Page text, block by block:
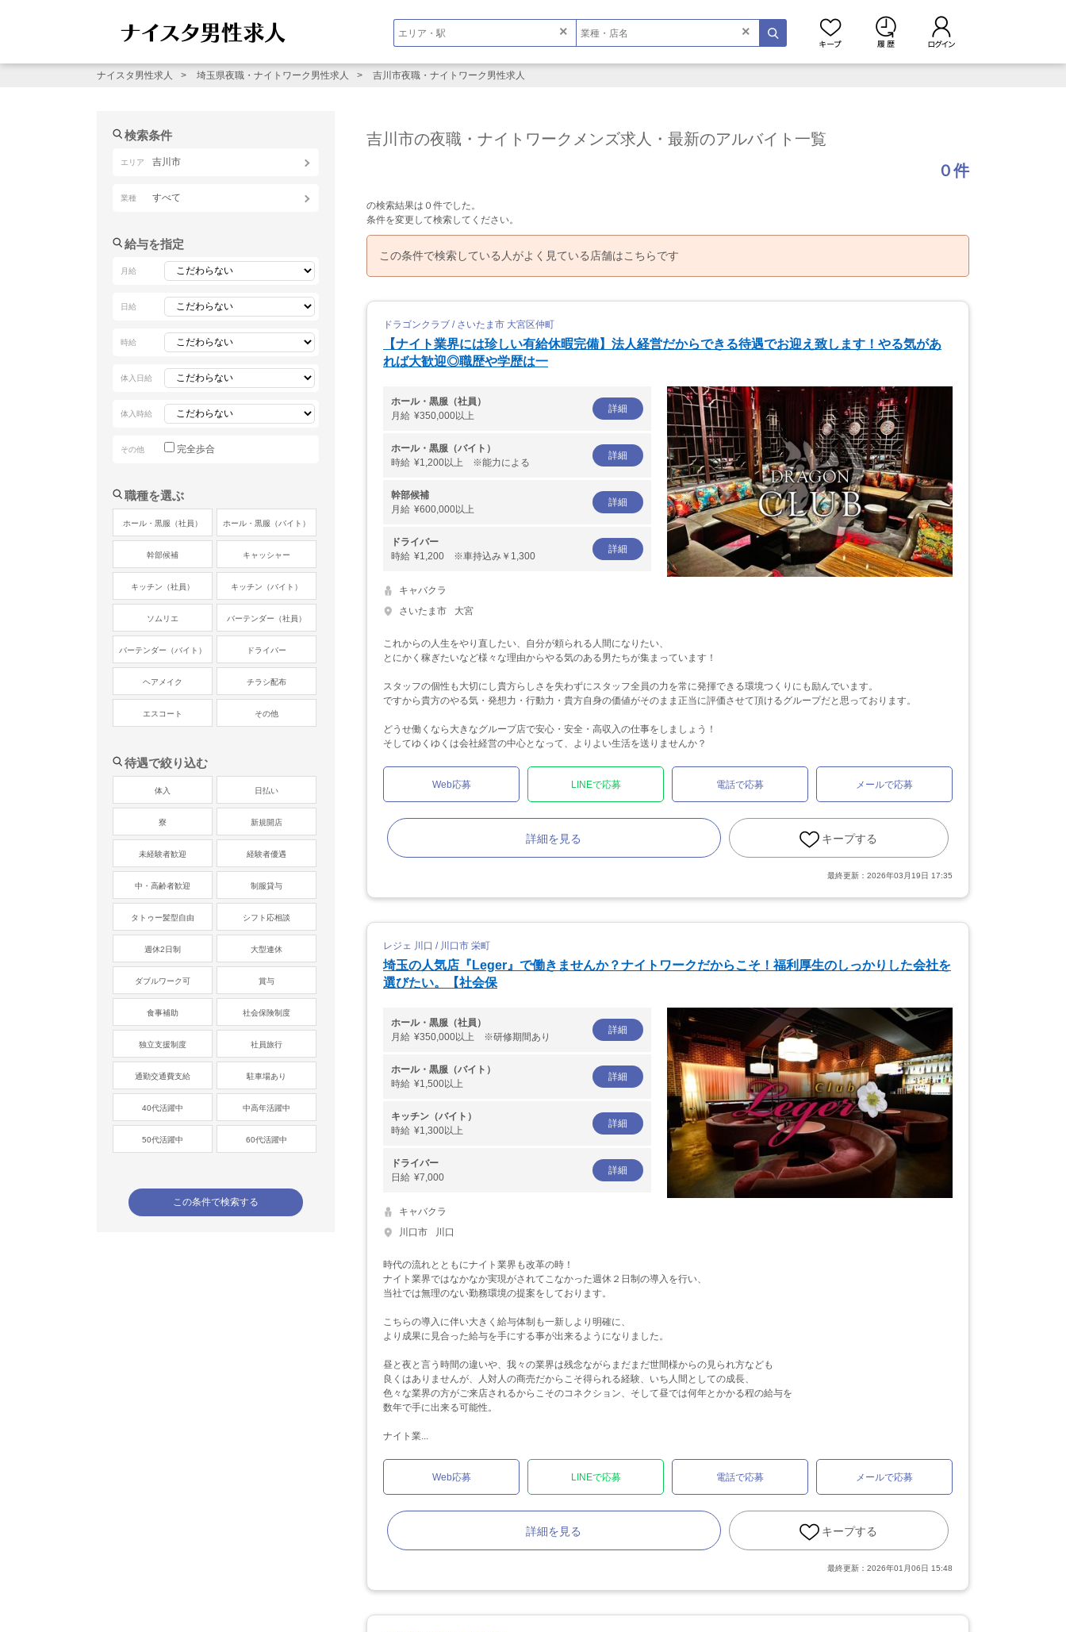
× ×
ナイスタ男性求人 埼玉県夜職・ナイトワーク男性求人 吉川市夜職・ナイトワーク男性求人
吉川市の夜職・ナイトワークメンズ求人・最新のアルバイト一覧
０件
の検索結果は０件でした。
条件を変更して検索してください。
この条件で検索している人がよく見ている店舗はこちらです
ドラゴンクラブ / さいたま市 大宮区仲町
【ナイト業界には珍しい有給休暇完備】法人経営だからできる待遇でお迎え致します！やる気があ
れば大歓迎◎職歴や学歴は一
ホール・黒服（社員）
月給 ¥350,000以上
詳細
ホール・黒服（バイト）
時給 ¥1,200以上 ※能力による
詳細
幹部候補
月給 ¥600,000以上
詳細
ドライバー
時給 ¥1,200 ※車持込み￥1,300
詳細
キャバクラ
さいたま市
大宮
これからの人生をやり直したい、自分が頼られる人間になりたい、
とにかく稼ぎたいなど様々な理由からやる気のある男たちが集まっています！
スタッフの個性も大切にし貴方らしさを失わずにスタッフ全員の力を常に発揮できる環境つくりにも励んでいます。
ですから貴方のやる気・発想力・行動力・貴方自身の価値がそのまま正当に評価させて頂けるグループだと思っております。
どうせ働くなら大きなグループ店で安心・安全・高収入の仕事をしましょう！
そしてゆくゆくは会社経営の中心となって、よりよい生活を送りませんか？
Web応募 LINEで応募 電話で応募 メールで応募
詳細を見る キープする
最終更新： 2026年03月19日 17:35
レジェ 川口 / 川口市 栄町
埼玉の人気店『Leger』で働きませんか？ナイトワークだからこそ！福利厚生のしっかりした会社を
選びたい。【社会保
ホール・黒服（社員）
月給 ¥350,000以上 ※研修期間あり
詳細
ホール・黒服（バイト）
時給 ¥1,500以上
詳細
キッチン（バイト）
時給 ¥1,300以上
詳細
ドライバー
日給 ¥7,000
詳細
キャバクラ
川口市
川口
時代の流れとともにナイト業界も改革の時！
ナイト業界ではなかなか実現がされてこなかった週休２日制の導入を行い、
当社では無理のない勤務環境の提案をしております。
こちらの導入に伴い大きく給与体制も一新しより明確に、
より成果に見合った給与を手にする事が出来るようになりました。
昼と夜と言う時間の違いや、我々の業界は残念ながらまだまだ世間様からの見られ方なども
良くはありませんが、人対人の商売だからこそ得られる経験、いち人間としての成長、
色々な業界の方がご来店されるからこそのコネクション、そして昼では何年とかかる程の給与を
数年で手に出来る可能性。
ナイト業...
Web応募 LINEで応募 電話で応募 メールで応募
詳細を見る キープする
最終更新： 2026年01月06日 15:48
検索条件
エリア 吉川市
業種 すべて
給与を指定
月給
日給
時給
体入日給
体入時給
その他 完全歩合
職種を選ぶ
ホール・黒服（社員） ホール・黒服（バイト）
幹部候補 キャッシャー
キッチン（社員） キッチン（バイト）
ソムリエ バーテンダー（社員）
バーテンダー（バイト） ドライバー
ヘアメイク チラシ配布
エスコート その他
待遇で絞り込む
体入 日払い
寮 新規開店
未経験者歓迎 経験者優遇
中・高齢者歓迎 制服貸与
タトゥー髪型自由 シフト応相談
週休2日制 大型連休
ダブルワーク可 賞与
食事補助 社会保険制度
独立支援制度 社員旅行
通勤交通費支給 駐車場あり
40代活躍中 中高年活躍中
50代活躍中 60代活躍中